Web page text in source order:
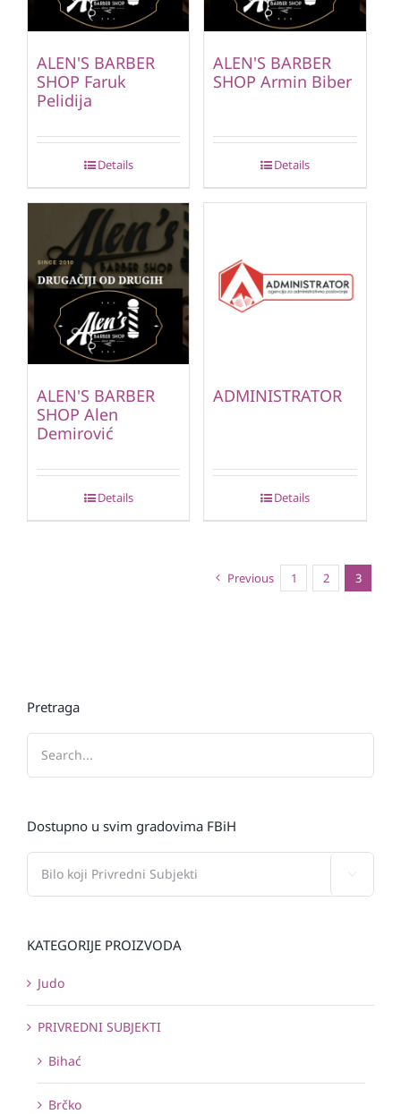
ALEN'S BARBER
SHOP Faruk
Pelidija
Details
ALEN'S BARBER
SHOP Armin Biber
Details
ALEN'S BARBER
SHOP Alen
Demirović
Details
ADMINISTRATOR
Details
Previous 1 2 3
Pretraga
Dostupno u svim gradovima FBiH
KATEGORIJE PROIZVODA
Judo
PRIVREDNI SUBJEKTI
Bihać
Brčko